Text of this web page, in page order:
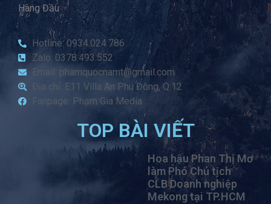
Hàng Đầu
Hotline: 0934.024.786
Zalo: 0378.493.552
Email: phamquocnamt@gmail.com
Địa chỉ: E11 Villa An Phú Đông, Q.12
Fanpage: Phạm Gia Media
TOP BÀI VIẾT
Hoa hậu Phan Thị Mơ
làm Phó Chủ tịch
CLB Doanh nghiệp
Mekong tại TP.HCM